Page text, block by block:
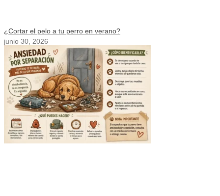
¿Cortar el pelo a tu perro en verano?
junio 30, 2026